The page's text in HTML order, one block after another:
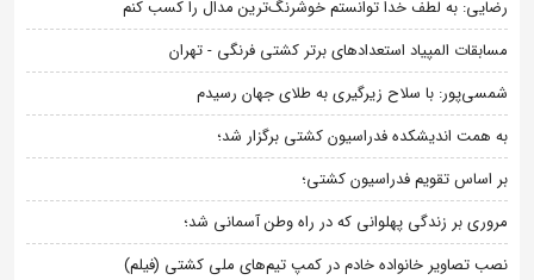
رضایی: به لطف خدا توانستم خوشرنگ‌ترین مدال را کسب کنم
مسابقات المپیاد استعدادهای برتر کشتی فرنگی - تهران
شمسی‌پور: با سلاح زیرگیری به طلای جهان رسیدم
به همت اندیشکده فدراسیون کشتی برگزار شد؛
بر اساس تقویم فدراسیون کشتی؛
مروری بر زندگی پهلوانی که در راه وطن آسمانی شد؛
نصب تصاویر خانواده خادم در کمپ تیم‌های ملی کشتی (فیلم)